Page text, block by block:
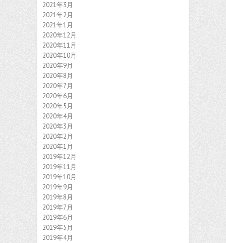
2021年3月
2021年2月
2021年1月
2020年12月
2020年11月
2020年10月
2020年9月
2020年8月
2020年7月
2020年6月
2020年5月
2020年4月
2020年3月
2020年2月
2020年1月
2019年12月
2019年11月
2019年10月
2019年9月
2019年8月
2019年7月
2019年6月
2019年5月
2019年4月